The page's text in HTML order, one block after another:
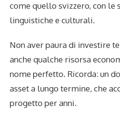
come quello svizzero, con le
linguistiche e culturali.
Non aver paura di investire
anche qualche risorsa
nome perfetto. Ricorda: un
asset a lungo termine, che
progetto per anni.